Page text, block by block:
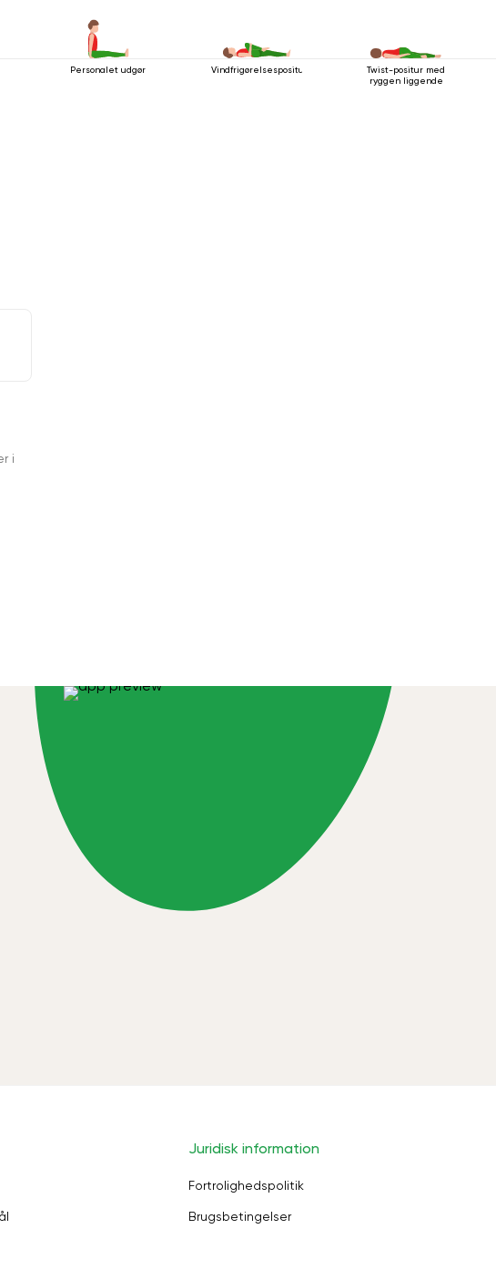
Personalet udgør Vindfrigørelsespositur
Twist-positur med
ryggen liggende
i
Juridisk information
Fortrolighedspolitik
Brugsbetingelser